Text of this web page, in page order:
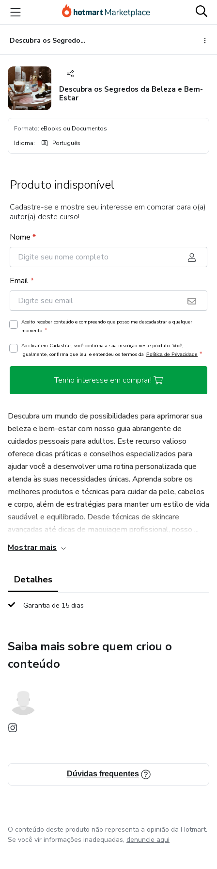
para
conteúdo
principal
para
pagamento
para
rodapé
Descubra os Segredos da Beleza e Bem-Estar
Descubra os Segredos da Beleza e Bem-
Estar
Formato: eBooks ou Documentos
Idioma: Português
Produto indisponível
Cadastre-se e mostre seu interesse em comprar para o(a)
autor(a) deste curso!
Nome *
Email*
Aceito receber conteúdo e compreendo que posso me descadastrar a qualquer
momento. *
Ao clicar em Cadastrar, você confirma a sua inscrição neste produto. Você,
igualmente, confirma que leu, e entendeu os termos da Política de Privacidade *
Tenho interesse em comprar!
Descubra um mundo de possibilidades para aprimorar sua
beleza e bem-estar com nosso guia abrangente de
cuidados pessoais para adultos. Este recurso valioso
oferece dicas práticas e conselhos especializados para
ajudar você a desenvolver uma rotina personalizada que
atenda às suas necessidades únicas. Aprenda sobre os
melhores produtos e técnicas para cuidar da pele, cabelos
e corpo, além de estratégias para manter um estilo de vida
saudável e equilibrado. Desde técnicas de skincare
avançadas até dicas de maquiagem profissional, nosso ...
Mostrar mais
Detalhes
Garantia de 15 dias
Saiba mais sobre quem criou o
conteúdo
Dúvidas frequentes
O conteúdo deste produto não representa a opinião da Hotmart.
Se você vir informações inadequadas, denuncie aqui